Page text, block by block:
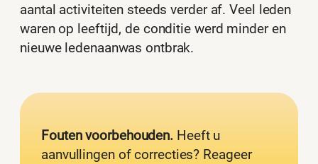
aantal activiteiten steeds verder af. Veel leden
waren op leeftijd, de conditie werd minder en
nieuwe ledenaanwas ontbrak.
Fouten voorbehouden. Heeft u
aanvullingen of correcties? Reageer